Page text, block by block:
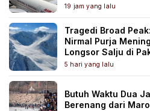
19 jam yang lalu
Tragedi Broad
Nirmal Purja
Longsor Salju di
5 hari yang lalu
Butuh Waktu Dua
Berenang dari